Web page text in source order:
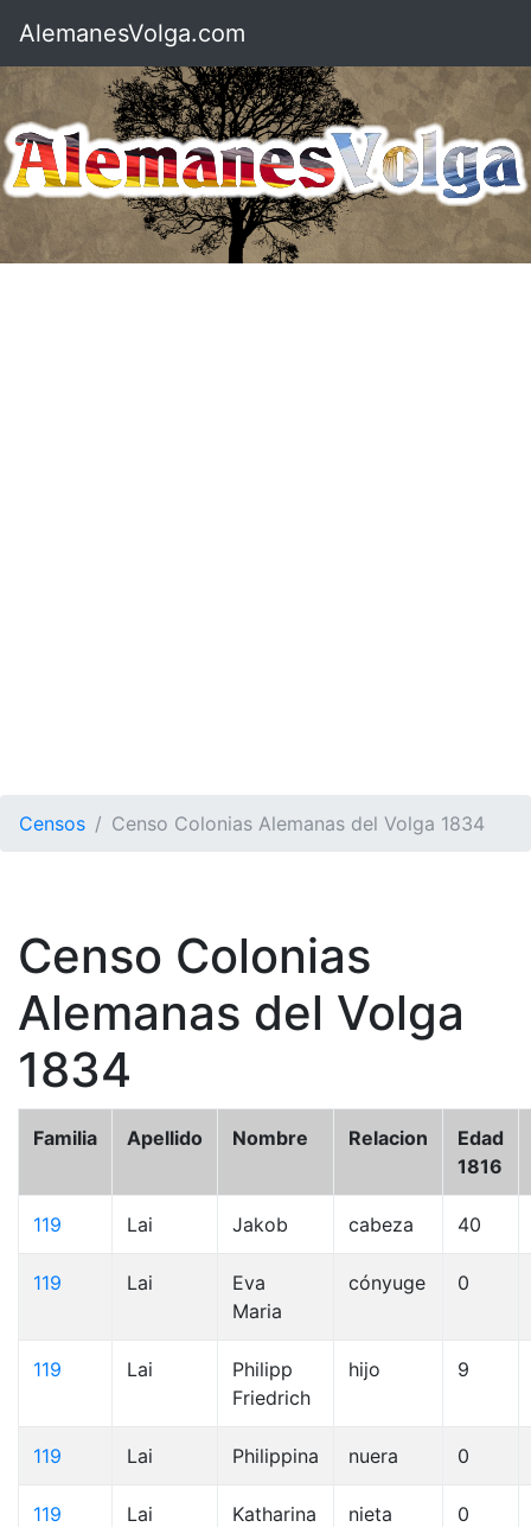
AlemanesVolga.com
Censos Censo Colonias Alemanas del Volga 1834
Censo Colonias
Alemanas del Volga
1834
Familia Apellido Nombre Relacion
Edad
1816
119 Lai Jakob cabeza 40
119 Lai
Eva
Maria
cónyuge 0
119 Lai
Philipp
Friedrich
hijo 9
119 Lai Philippina nuera 0
119 Lai
Katharina
nieta 0